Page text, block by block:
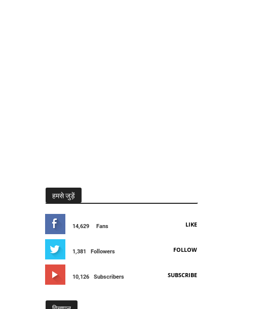
हमसे जुड़ें
14,629 Fans LIKE
1,381 Followers FOLLOW
10,126 Subscribers SUBSCRIBE